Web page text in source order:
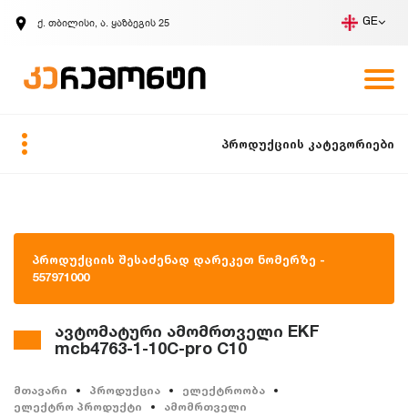
ქ. თბილისი, ა. ყაზბეგის 25 GE
ზარის მოთხოვნა
პროდუქციის კატეგორიები
პროდუქციის შესაძენად დარეკეთ ნომერზე -
557971000
ავტომატური ამომრთველი EKF
mcb4763-1-10C-pro C10
მთავარი პროდუქცია
ელექტროობა
ელექტრო პროდუქტი
ამომრთველი